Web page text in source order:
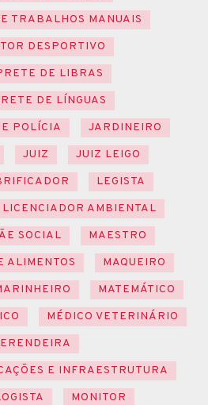
TRABALHOS MANUAIS
DESPORTIVO
DE LIBRAS
DE LÍNGUAS
POLÍCIA
JARDINEIRO
JUIZ
JUIZ LEIGO
LEGISTA
LICENCIADOR AMBIENTAL
SOCIAL
MAESTRO
ALIMENTOS
MAQUEIRO
MATEMÁTICO
MÉDICO VETERINÁRIO
E INFRAESTRUTURA
MONITOR